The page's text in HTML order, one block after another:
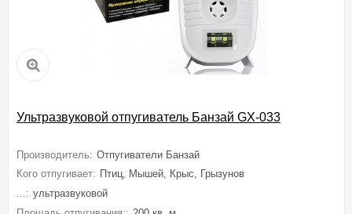
Ультразвуковой отпугиватель Банзай GX-033
Производитель: Отпугиватели Банзай
Кого отпугивает: Птиц, Мышей, Крыс, Грызунов
...: ультразвуковой